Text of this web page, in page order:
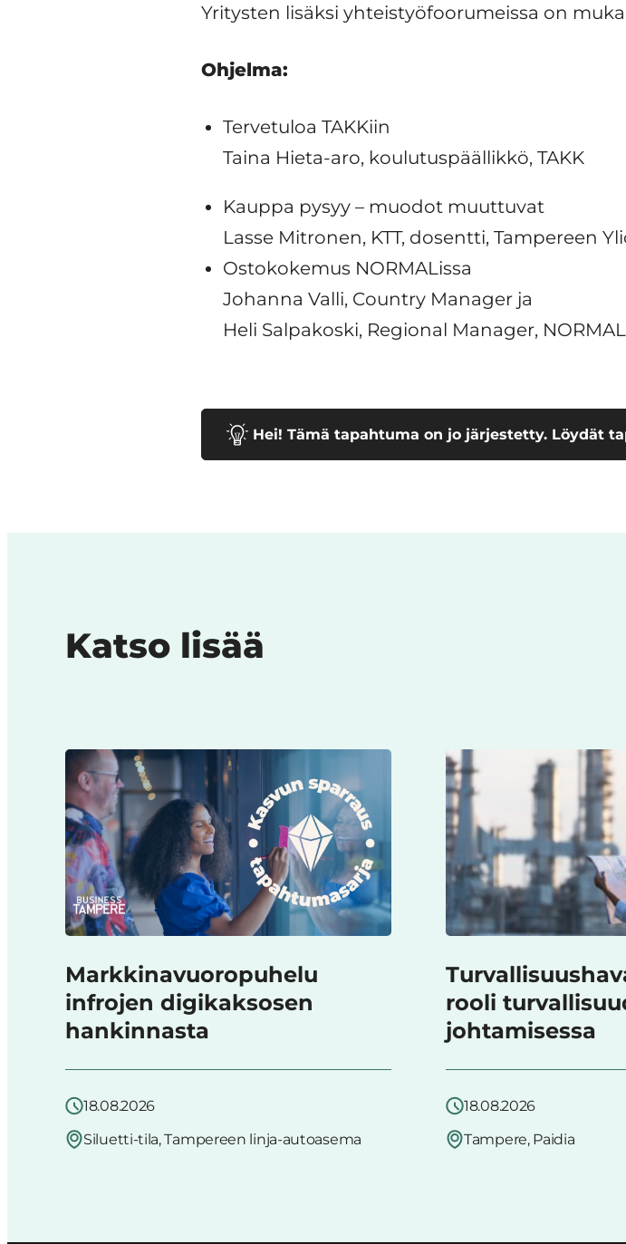
Yritysten lisäksi yhteistyöfoorumeissa on
Ohjelma:
Tervetuloa TAKKiin
Taina Hieta-aro, koulutuspäällikkö, TAKK
Kauppa pysyy – muodot muuttuvat
Lasse Mitronen, KTT, dosentti, Tampereen
Ostokokemus NORMALissa
Johanna Valli, Country Manager ja
Heli Salpakoski, Regional Manager,
Hei! Tämä tapahtuma on jo järjestetty. Löydät
Katso lisää
Markkinavuoropuhelu
infrojen digikaksosen
hankinnasta
18.08.2026
Siluetti-tila, Tampereen linja-autoasema
rooli
johtamisessa
18.08.2026
Tampere, Paidia